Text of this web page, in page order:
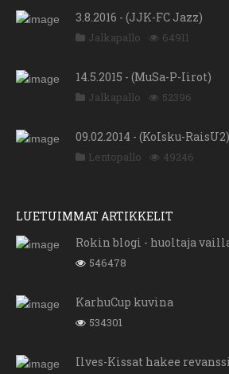
3.8.2016 - (JJK-FC Jazz)
Jalkapallo 64911
14.5.2015 - (MuSa-P-Iirot)
Jalkapallo 52396
09.02.2014 - (KoIsku-RaisU2)
Lentopallo 49246
LUETUIMMAT ARTIKKELIT
Rokin blogi - huoltaja
546478
KarhuCup kuvina
534301
Ilves-Kissat hakee